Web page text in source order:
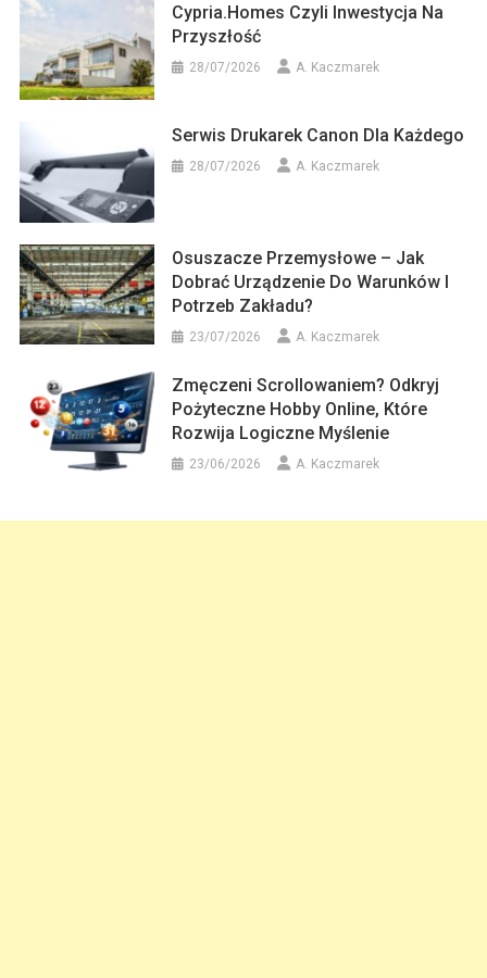
Cypria.homes Czyli Inwestycja Na
Przyszłość
28/07/2026 A. Kaczmarek
Serwis Drukarek Canon Dla Każdego
28/07/2026 A. Kaczmarek
Osuszacze Przemysłowe – Jak
Dobrać Urządzenie Do Warunków I
Potrzeb Zakładu?
23/07/2026 A. Kaczmarek
Zmęczeni Scrollowaniem? Odkryj
Pożyteczne Hobby Online, Które
Rozwija Logiczne Myślenie
23/06/2026 A. Kaczmarek